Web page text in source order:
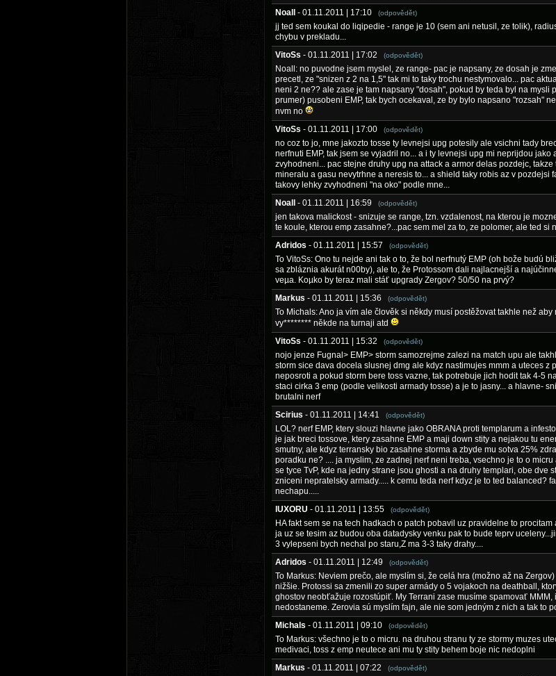
Noall
- 01.11.2011 | 17:10 (odpovědět)
jj ted sem koukal do liqipedie - range je 10 (sem ani netusil, ze tolik),
chybu v prekladu...
VitoSs - 01.11.2011 | 17:02 (odpovědět)
Noall: no puvodne jsem myslel, ze range- pac je napsany, ze dosah je
precetl, ze "snizen z 2 na 1,5" tak mi to taky trochu nestymovalo... pac
neni 2 ne?? ale zase je tam napsany "dosah", pokud by teda byl na mysli
prumer) pusobeni EMP, tak bych ocekaval, ze by bylo napsano "rozsah"
nvm no
VitoSs - 01.11.2011 | 17:00 (odpovědět)
no coz to jo, mne jakozto tosse ty levnejsi upg potesily ale vsichni tady
nerfnuti EMP, tak jsem se vyjadril no... a i ty levnejsi upg mi neprijdou jako
zvyhodneni... pac stejne druhy upg na attack a armor delas pozdejc,
mineralu a gasu nevytrhne a neresis to... a shield taky robis az v pozdejsi
takovy lehky zvyhodneni "na oko" podle mne...
Noall
- 01.11.2011 | 16:59 (odpovědět)
jen takova malickost - snizuje se range, tzn. vzdalenost, na kterou je
te koule, kterou emp zasahne?...pac sem mel za to, ze polomer, ale ted si
Adridos - 01.11.2011 | 15:57 (odpovědět)
To VitoSs: Ono tu nejde ani tak o to, že bol nerfnutý EMP (oh bože budú
sa zbláznia akurát n00by), ale to, že Protossom dali najlacnejší a
veµa. Koµko by teraz mali stáť upgrady Zergov? 50/50 na prvý?
Markus - 01.11.2011 | 15:36 (odpovědět)
To Michals: Ano ja vím ale člověk si někdy musí postěžovat takhle než
vy******** někde na turnaji atd
VitoSs - 01.11.2011 | 15:32 (odpovědět)
nojo jenze Fugnal> EMP> storm samozrejme zalezi na match upu ale
storm sice dava docela slusnej dmg ale kdyz nastimujes mmm a uteces z
neposroti a pokud storm bere toss vazne, tak potrebuje jich hodit tak 4-5
staci cirka 3 emp (podle velikosti armady tosse) a je to jasny... a hlavne-
brutalni nerf
Scirius - 01.11.2011 | 14:41 (odpovědět)
LOL? nerf EMP, ktery slouzi hlavne jako OBRANA proti templarum a
je jak breci tossove, ktery zasahne EMP a maji down stity a nejakou tu
smutny, ale kdyz terransky bio zasahne storma a zbyde mu sotva 25%
poradku ne? .... ja myslim, ze zadnej nerf neni treba, vsechno je to o
se tyce TvP, kde na jedny strane jsou ghosti a na druhy templari, obe dve
zniceni nepratelsky armady..... k cemu teda nerf kdyz je to ted balanced?
nechapu.....
lUXORU - 01.11.2011 | 13:55 (odpovědět)
HA fakt sem se na tech hadkach o patch pobavil uz pravidelne to procitam
ja uz se tesim az budou oba datadysky venku pak to bude teprv
3 vylepseni bych nechal po staru,Z ma 3-3 taky drahy....
Adridos - 01.11.2011 | 12:49 (odpovědět)
To Markus: Neviem prečo, ale myslím si, že celá hra (možno až na
nižšie. Protossi sa zmenili zo super armády o 5 vojakoch na deathball,
ghostov neobťažuje rozostúpiť. My Terrani zase musíme spamovať MMM,
nedostaneme. Zerovia sú myslím fajn, ale nie som jedným z nich a tak to
Michals - 01.11.2011 | 09:10 (odpovědět)
To Markus: všechno je to o micru. na druhou stranu ty ze stormy muzes
medivaci, toss z emp neutece ani mu ty stity behem boje nic nedoplni
Markus - 01.11.2011 | 07:22 (odpovědět)